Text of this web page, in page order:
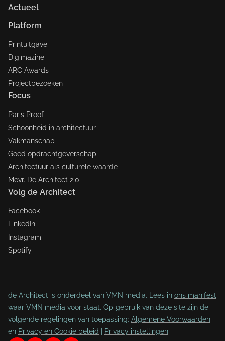
Actueel
Platform
Printuitgave
Digimazine
ARC Awards
Projectbezoeken
Focus
Paris Proof
Schoonheid in architectuur
Vakmanschap
Goed opdrachtgeverschap
Architectuur als culturele waarde
Mevr. De Architect 2.0
Volg de Architect
Facebook
LinkedIn
Instagram
Spotify
de Architect is onderdeel van VMN media. Lees in ons manifest
waar VMN media voor staat. Op gebruik van deze site zijn de
volgende regelingen van toepassing: Algemene Voorwaarden
en Privacy en Cookie beleid Privacy instellingen